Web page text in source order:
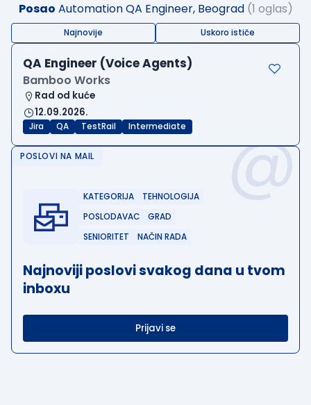
Posao Automation QA Engineer, Beograd (1 oglas)
Najnovije Uskoro ističe
QA Engineer (Voice Agents)
Bamboo Works
Rad od kuće
12.09.2026.
Jira QA TestRail Intermediate @
POSLOVI NA MAIL
KATEGORIJA
TEHNOLOGIJA
POSLODAVAC
GRAD
SENIORITET
NAČIN RADA
Najnoviji poslovi svakog dana u tvom
inboxu
Prijavi se